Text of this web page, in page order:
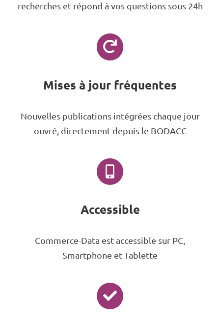
recherches et répond à vos questions sous 24h
Mises à jour fréquentes
Nouvelles publications intégrées chaque jour
ouvré, directement depuis le BODACC
Accessible
Commerce-Data est accessible sur PC,
Smartphone et Tablette